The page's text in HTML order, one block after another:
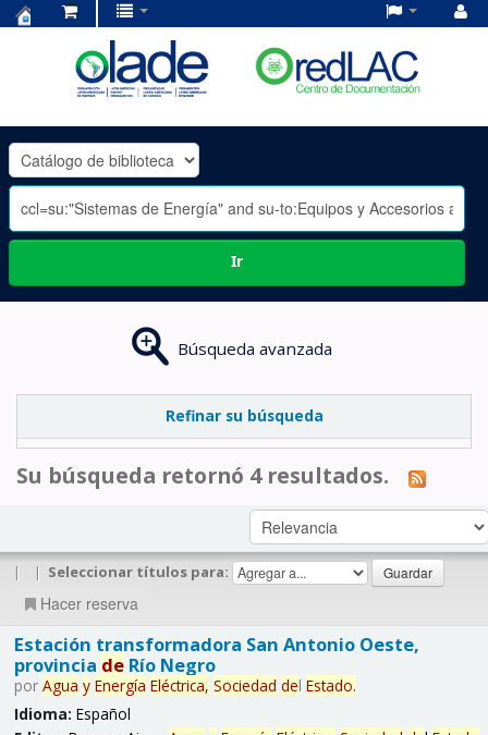
OLADE
-
Ir
Búsqueda avanzada
Refinar su búsqueda
Su búsqueda retornó 4 resultados.
| | Seleccionar títulos para:
Hacer reserva
Estación transformadora San Antonio Oeste,
provincia deRío Negro
por Agua y Energía Eléctrica, Sociedad del Estado.
Idioma: Español